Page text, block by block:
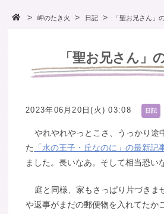
岬のたき火 日記 「聖お兄さん」
「聖お兄さん」
2023年06月20日(火) 03:08 日記
やれやれやっとこさ、うっかり途
た
「水の王子・丘なのに」の最新記
ました。長いなあ。そして相当恐い
庭と同様、家もさっぱり片づきま
や返事がまだの郵便物を入れてたか